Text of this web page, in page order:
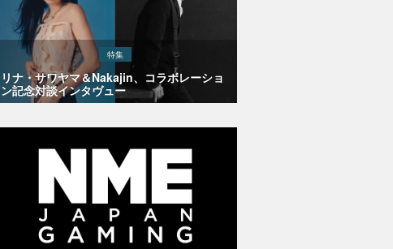
特集
リナ・サワヤマ＆Nakajin、コラボレーショ
ン記念対談インタヴュー